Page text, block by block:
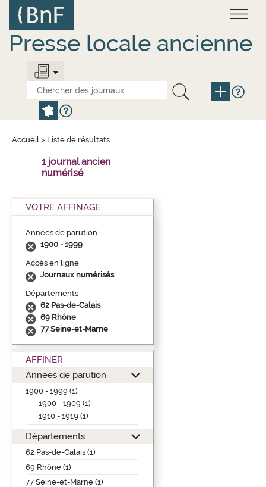
contenu
principal
Presse locale ancienne
Accueil > Liste de résultats
1 journal ancien
numérisé
VOTRE AFFINAGE
Années de parution
1900 - 1999
Accès en ligne
Journaux numérisés
Départements
62 Pas-de-Calais
69 Rhône
77 Seine-et-Marne
AFFINER
Années de parution
1900 - 1999 (1)
1900 - 1909 (1)
1910 - 1919 (1)
Départements
62 Pas-de-Calais (1)
69 Rhône (1)
77 Seine-et-Marne (1)
Panneau de gestion des cookies